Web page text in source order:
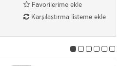
Favorilerime ekle
Karşılaştırma listeme ekle